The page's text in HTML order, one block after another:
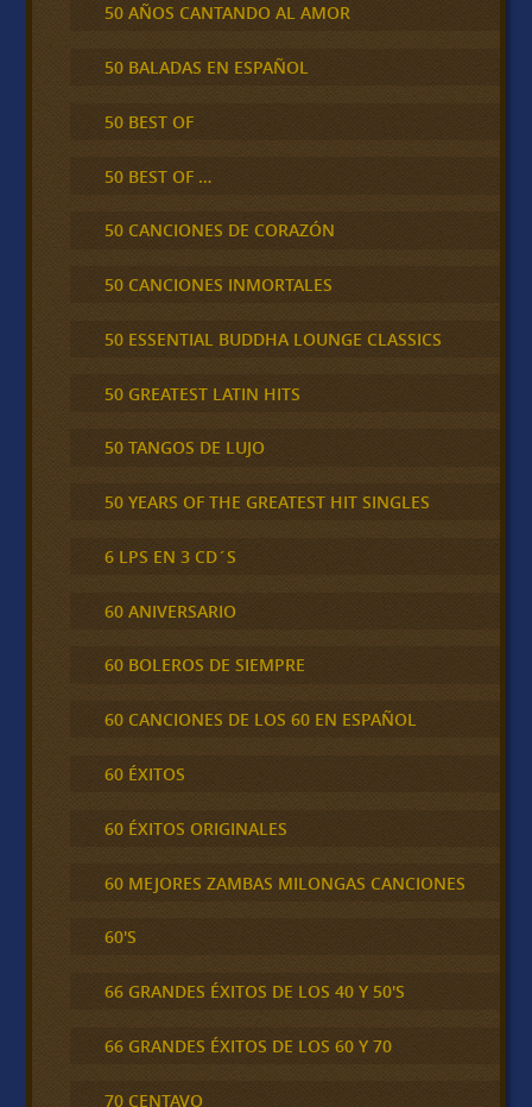
50 AÑOS CANTANDO AL AMOR
50 BALADAS EN ESPAÑOL
50 BEST OF
50 BEST OF …
50 CANCIONES DE CORAZÓN
50 CANCIONES INMORTALES
50 ESSENTIAL BUDDHA LOUNGE CLASSICS
50 GREATEST LATIN HITS
50 TANGOS DE LUJO
50 YEARS OF THE GREATEST HIT SINGLES
6 LPS EN 3 CD´S
60 ANIVERSARIO
60 BOLEROS DE SIEMPRE
60 CANCIONES DE LOS 60 EN ESPAÑOL
60 ÉXITOS
60 ÉXITOS ORIGINALES
60 MEJORES ZAMBAS MILONGAS CANCIONES
60'S
66 GRANDES ÉXITOS DE LOS 40 Y 50'S
66 GRANDES ÉXITOS DE LOS 60 Y 70
70 CENTAVO